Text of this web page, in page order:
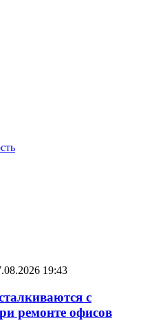
19:43
с
ремонте офисов